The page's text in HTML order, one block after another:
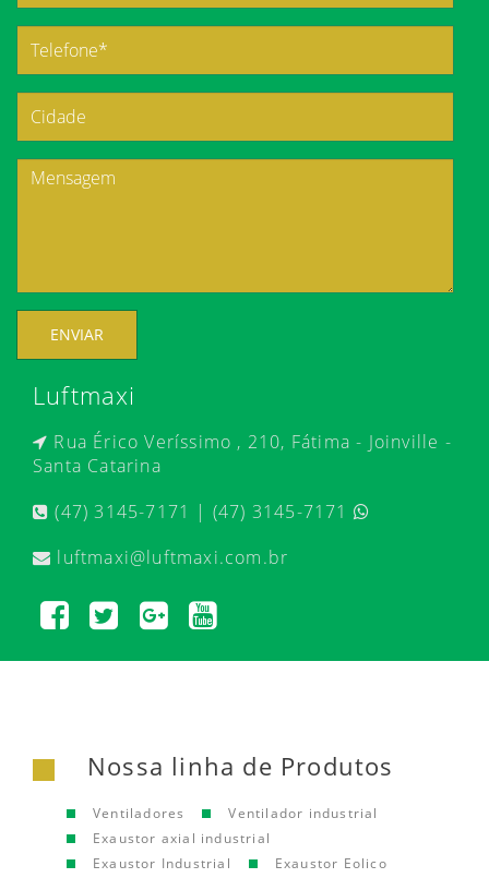
ENVIAR
Luftmaxi
Rua Érico Veríssimo , 210, Fátima - Joinville -
Santa Catarina
(47) 3145-7171 | (47) 3145-7171
luftmaxi@luftmaxi.com.br
Nossa linha de Produtos
Ventiladores
Ventilador industrial
Exaustor axial industrial
Exaustor Industrial
Exaustor Eolico